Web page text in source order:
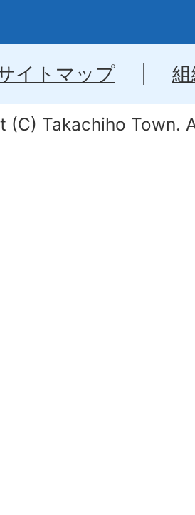
イトマップ
(C) Takachiho Town.